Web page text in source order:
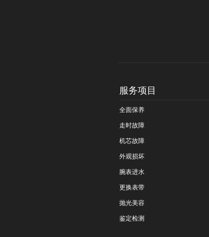
服务项目
全面保养
走时故障
机芯故障
外观损坏
腕表进水
更换表带
抛光美容
鉴定检测